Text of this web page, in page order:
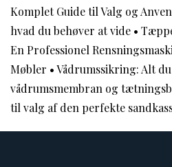
Komplet Guide til Valg og
hvad du behøver at vide •
En Professionel
Møbler •Vådrumssikring: Alt
vådrumsmembran og
til valg af den perfekte